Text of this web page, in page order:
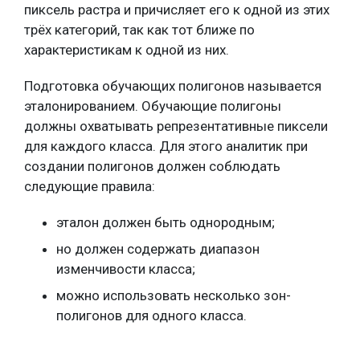
пиксель растра и причисляет его к одной из этих
трёх категорий, так как тот ближе по
характеристикам к одной из них.
Подготовка обучающих полигонов называется
эталонированием. Обучающие полигоны
должны охватывать репрезентативные пиксели
для каждого класса. Для этого аналитик при
создании полигонов должен соблюдать
следующие правила:
эталон должен быть однородным;
но должен содержать диапазон
изменчивости класса;
можно использовать несколько зон-
полигонов для одного класса.